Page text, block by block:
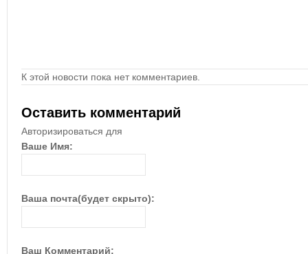
К этой новости пока нет комментариев.
Оставить комментарий
Авторизироваться для
Ваше Имя:
Ваша почта(будет скрыто):
Ваш Комментарий: